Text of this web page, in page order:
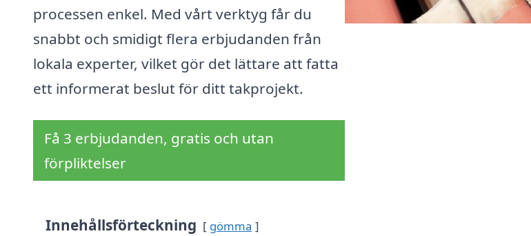
processen enkel. Med vårt verktyg får du
snabbt och smidigt flera erbjudanden från
lokala experter, vilket gör det lättare att fatta
ett informerat beslut för ditt takprojekt.
Få 3 erbjudanden, gratis och utan
förpliktelser
Innehållsförteckning gömma